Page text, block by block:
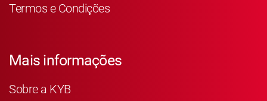
Termos e Condições
Mais informações
Sobre a KYB